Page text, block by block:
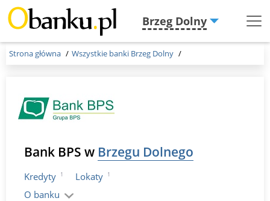
Brzeg Dolny
Menu
Strona główna Wszystkie banki Brzeg Dolny
Bank BPS w Brzegu Dolnego
Kredyty 1 Lokaty 1
O banku